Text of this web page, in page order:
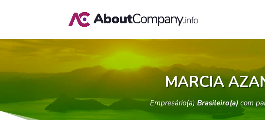
MARCIA
Empresário(a) Brasileiro(a) com